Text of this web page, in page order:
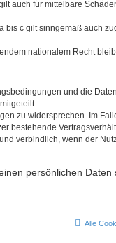
auch für mittelbare
bis c gilt sinngemäß auch
nationalem Recht
und die
zu widersprechen. Im
bestehende
verbindlich, wenn der
persönlichen Daten
Alle